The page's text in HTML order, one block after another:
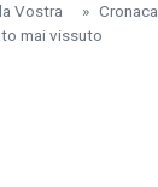
Vostra
Cronaca
mai vissuto